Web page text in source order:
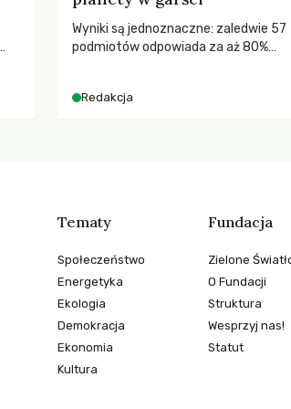
Wyniki są jednoznaczne: zaledwie 57
podmiotów odpowiada za aż 80%
Redakcja
Tematy
Społeczeństwo
Energetyka
Ekologia
Demokracja
Ekonomia
Kultura
Fundacja
Zielone
O Fundacji
Struktura
Wesprzyj nas!
Statut